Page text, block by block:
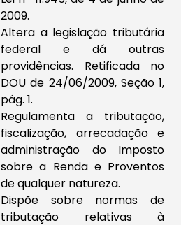
2009.
Altera a legislação tributária
federal e dá outras
providências. Retificada no
DOU de 24/06/2009, Seção 1,
pág. 1.
Regulamenta a tributação,
fiscalização, arrecadação e
administraçã​o do Imposto
sobre a Renda e Proventos
de qualquer natureza.
Dispõe sobre normas de
tributação relativas à